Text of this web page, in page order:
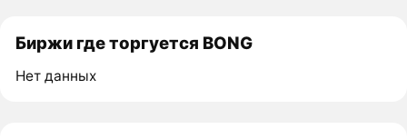
Биржи где торгуется BONG
Нет данных